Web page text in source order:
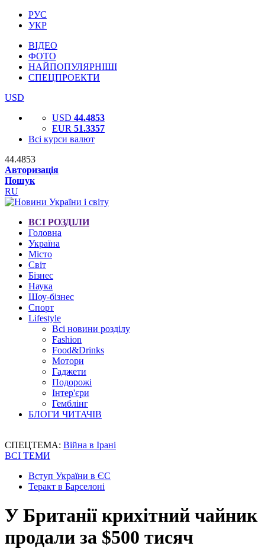
РУС
УКР
ВІДЕО
ФОТО
НАЙПОПУЛЯРНІШІ
СПЕЦПРОЕКТИ
USD
USD 44.4853
EUR 51.3357
Всі курси валют
44.4853
Авторизація
Пошук
RU
ВСІ РОЗДІЛИ
Головна
Україна
Місто
Світ
Бізнес
Наука
Шоу-бізнес
Спорт
Lifestyle
Всі новини розділу
Fashion
Food&Drinks
Мотори
Гаджети
Подорожі
Інтер'єри
Гемблінг
БЛОГИ ЧИТАЧІВ
СПЕЦТЕМА: Війна в Ірані
ВСІ ТЕМИ
Вступ України в ЄС
Теракт в Барселоні
У Британії крихітний чайник
продали за $500 тисяч